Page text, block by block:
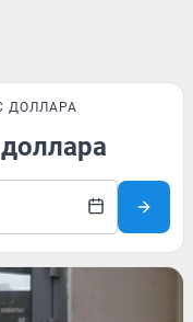
ДОЛЛАРА